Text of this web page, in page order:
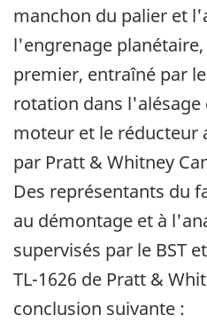
manchon du palier et
l'engrenage
premier, entraîné par
rotation dans l'alésage
moteur et le réducteur
par Pratt & Whitney
Des représentants du
au démontage et à
supervisés par le BST
TL-1626 de Pratt &
conclusion suivante :